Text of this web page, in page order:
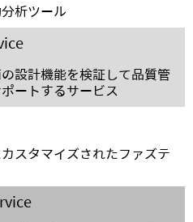
析ツール
設計機能を検証して品質管
ートするサービス
スタマイズされたファズテ